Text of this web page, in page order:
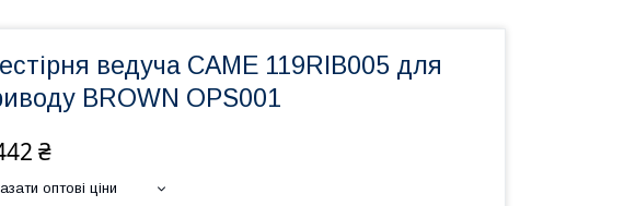
ведуча CAME 119RIB005 для
BROWN OPS001
₴
оптові ціни